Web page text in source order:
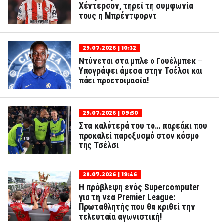
Χέντερσον, τηρεί τη συμφωνία
τους η Μπρέντφορντ
29.07.2026 | 10:32
Ντύνεται στα μπλε ο Γουέλμπεκ –
Υπογράφει άμεσα στην Τσέλσι και
πάει προετοιμασία!
29.07.2026 | 09:50
Στα καλύτερά του το… παρεάκι που
προκαλεί παροξυσμό στον κόσμο
της Τσέλσι
28.07.2026 | 19:46
Η πρόβλεψη ενός Supercomputer
για τη νέα Premier League:
Πρωταθλητής που θα κριθεί την
τελευταία αγωνιστική!